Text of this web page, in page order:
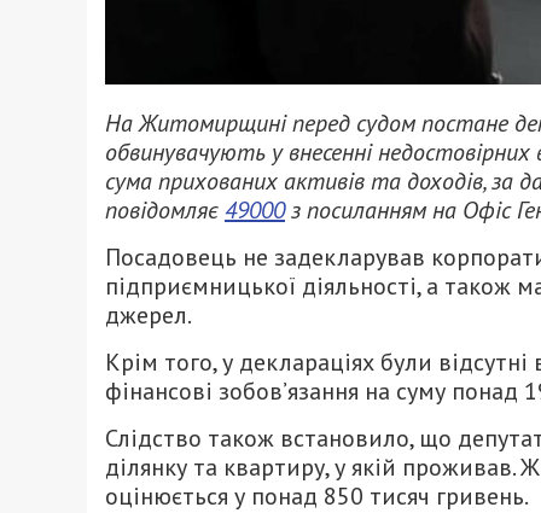
На Житомирщині перед судом постане
обвинувачують у внесенні
сума прихованих активів та доходів, за
повідомляє49000з посиланням на Офіс
Посадовець не задекларував
підприємницької діяльності, а також
джерел.
Крім того, у деклараціях були
фінансові зобов’язання на суму понад
Слідство також встановило, що
ділянку та квартиру, у якій проживав.
оцінюється у понад 850 тисяч гривень.